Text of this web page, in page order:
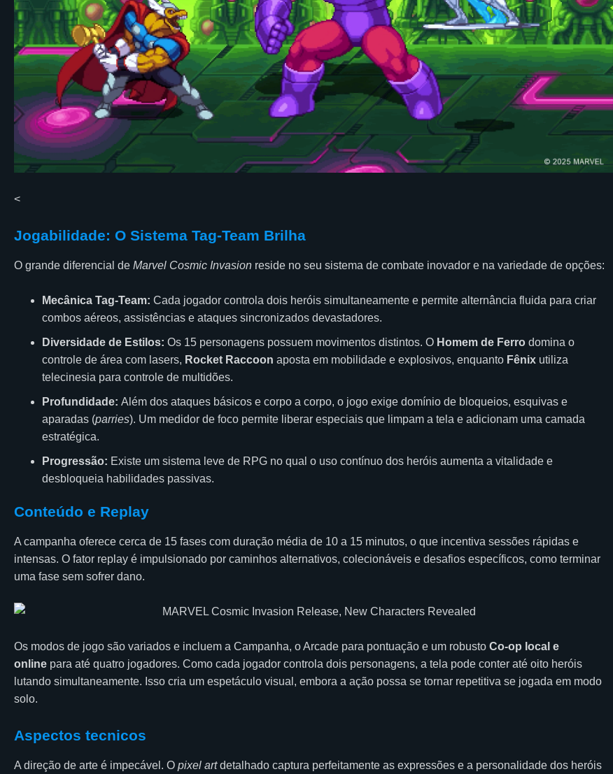
<
Jogabilidade: O Sistema Tag-Team Brilha
O grande diferencial de Marvel Cosmic Invasion reside no seu sistema de combate inovador e na variedade de opções:
Mecânica Tag-Team: Cada jogador controla dois heróis simultaneamente e permite alternância fluida para criar
combos aéreos, assistências e ataques sincronizados devastadores.
Diversidade de Estilos: Os 15 personagens possuem movimentos distintos. O Homem de Ferro domina o
controle de área com lasers, Rocket Raccoon aposta em mobilidade e explosivos, enquanto Fênix utiliza
telecinesia para controle de multidões.
Profundidade: Além dos ataques básicos e corpo a corpo, o jogo exige domínio de bloqueios, esquivas e
aparadas (parries). Um medidor de foco permite liberar especiais que limpam a tela e adicionam uma camada
estratégica.
Progressão: Existe um sistema leve de RPG no qual o uso contínuo dos heróis aumenta a vitalidade e
desbloqueia habilidades passivas.
Conteúdo e Replay
A campanha oferece cerca de 15 fases com duração média de 10 a 15 minutos, o que incentiva sessões rápidas e
intensas. O fator replay é impulsionado por caminhos alternativos, colecionáveis e desafios específicos, como terminar
uma fase sem sofrer dano.
Os modos de jogo são variados e incluem a Campanha, o Arcade para pontuação e um robusto Co-op local e
online para até quatro jogadores. Como cada jogador controla dois personagens, a tela pode conter até oito heróis
lutando simultaneamente. Isso cria um espetáculo visual, embora a ação possa se tornar repetitiva se jogada em modo
solo.
Aspectos tecnicos
A direção de arte é impecável. O pixel artdetalhado captura perfeitamente as expressões e a personalidade dos heróis